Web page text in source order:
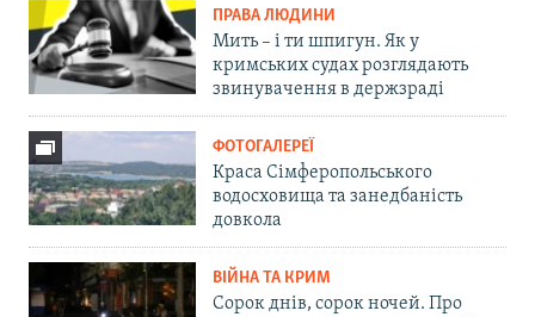
ПРАВА ЛЮДИНИ
Мить – і ти шпигун. Як у
кримських судах розглядають
звинувачення в держзраді
ФОТОГАЛЕРЕЇ
Краса Сімферопольського
водосховища та занедбаність
довкола
ВІЙНА ТА КРИМ
Сорок днів, сорок ночей. Про